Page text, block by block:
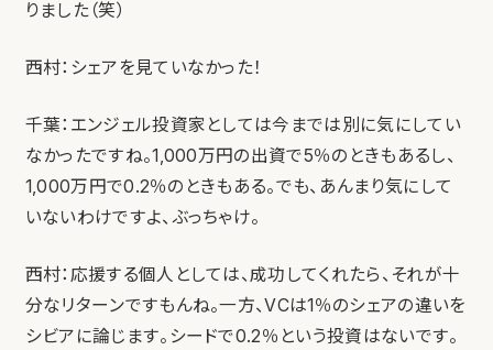
りました（笑）
西村：シェアを見ていなかった！
千葉：エンジェル投資家としては今までは別に気にしてい
なかったですね。1,000万円の出資で5％のときもあるし、
1,000万円で0.2％のときもある。でも、あんまり気にして
いないわけですよ、ぶっちゃけ。
西村：応援する個人としては、成功してくれたら、それが十
分なリターンですもんね。一方、VCは1％のシェアの違いを
シビアに論じます。シードで0.2％という投資はないです。